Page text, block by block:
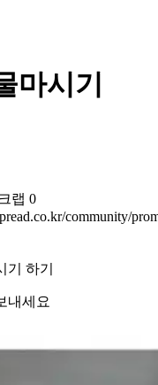
마시기
랩 0
community/
하기
내세요